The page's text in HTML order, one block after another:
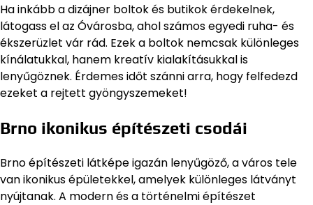
Ha inkább a dizájner boltok és butikok érdekelnek,
látogass el az Óvárosba, ahol számos egyedi ruha- és
ékszerüzlet vár rád. Ezek a boltok nemcsak különleges
kínálatukkal, hanem kreatív kialakításukkal is
lenyűgöznek. Érdemes időt szánni arra, hogy felfedezd
ezeket a rejtett gyöngyszemeket!
Brno ikonikus építészeti csodái
Brno építészeti látképe igazán lenyűgöző, a város tele
van ikonikus épületekkel, amelyek különleges látványt
nyújtanak. A modern és a történelmi építészet